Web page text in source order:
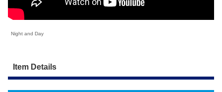
Night and Day
Item Details